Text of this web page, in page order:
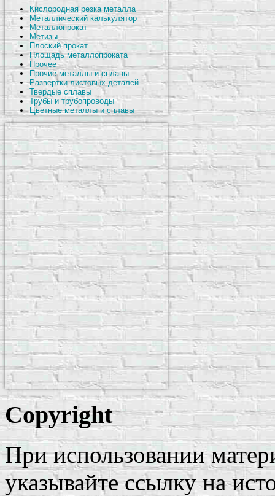
Кислородная резка металла
Металлический калькулятор
Металлопрокат
Метизы
Плоский прокат
Площадь металлопроката
Прочее
Прочие металлы и сплавы
Развертки листовых деталей
Твердые сплавы
Трубы и трубопроводы
Цветные металлы и сплавы
Copyright
При использовании
указывайте ссылку на